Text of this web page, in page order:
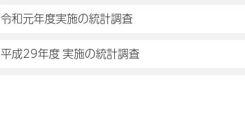
令和元年度実施の統計調査
平成29年度 実施の統計調査